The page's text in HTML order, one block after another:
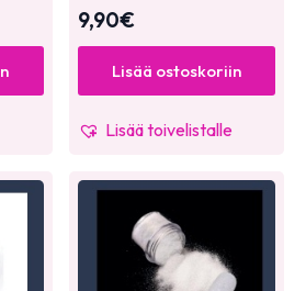
9,90€
Lisää ostoskoriin
Lisää toivelistalle